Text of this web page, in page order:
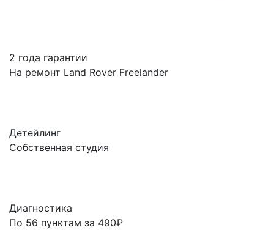
2 года гарантии
На ремонт Land Rover Freelander
Детейлинг
Собственная студия
Диагностика
По 56 пунктам за 490₽